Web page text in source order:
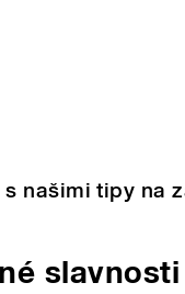
našimi tipy na